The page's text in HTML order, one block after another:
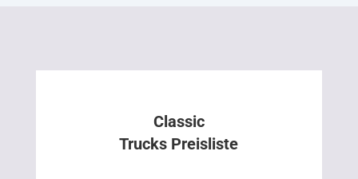
Classic
Trucks Preisliste